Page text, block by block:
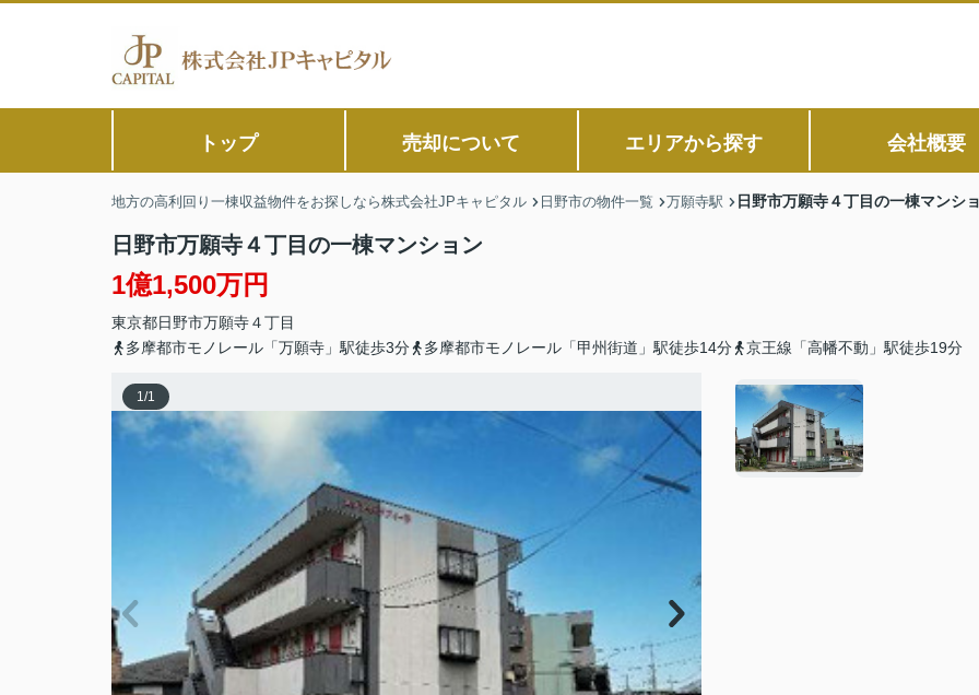
トップ 売却について エリアから探す 会社概要
地方の高利回り一棟収益物件をお探しなら株式会社JPキャピタル 日野市の物件一覧 万願寺駅 日野市万願寺４丁目の一棟マンシ
日野市万願寺４丁目の一棟マンション
1億1,500万円
東京都日野市万願寺４丁目
多摩都市モノレール「万願寺」駅徒歩3分
多摩都市モノレール「甲州街道」駅徒歩14分 京王線「高幡不動」駅徒歩19分
1/1